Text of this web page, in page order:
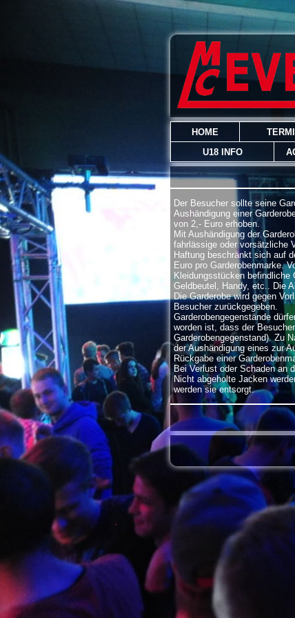
HOME
U18 INFO
Der Besucher sollte seine
Aushändigung einer
von 2,- Euro erhoben.
Mit Aushändigung der
fahrlässige oder vorsätzliche
Haftung beschränkt sich auf
Euro pro Garderobenmarke.
Kleidungsstücken
Geldbeutel, Handy, etc.. Die
Die Garderobe wird gegen
Besucher zurückgegeben.
Garderobengegenstände
worden ist, dass der
Garderobengegenstand). Zu
der Aushändigung eines zur
Rückgabe einer
Bei Verlust oder Schaden an
Nicht abgeholte Jacken
werden sie entsorgt.